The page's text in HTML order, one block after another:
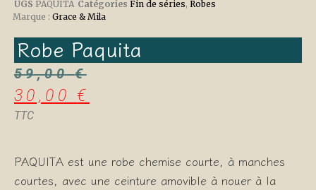
UGS PAQUITA Catégories Fin de séries, Robes
Marque : Grace & Mila
Robe Paquita
59,00€
30,00€
TTC
PAQUITA est une robe chemise courte, à manches
courtes, avec une ceinture amovible à nouer à la